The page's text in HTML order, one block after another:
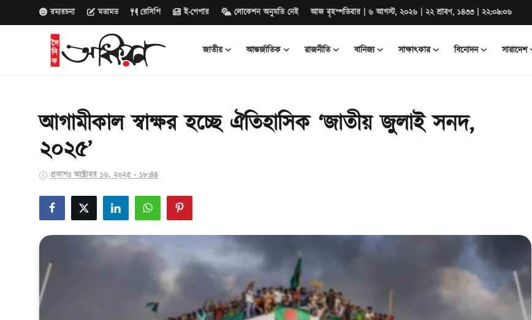
রম্যরচনা মতামত রেসিপি ই-পেপার লোকেশন অনুমতি নেই আজ বৃহস্পতিবার | ৬ আগস্ট, ২০২৬ | ২২ শ্রাবণ, ১৪৩৩ | ২২:০৯:০৮
জাতীয় আন্তর্জাতিক রাজনীতি বানিজ্য সাক্ষাৎকার বিনোদন সারাদেশ
আন্তর্জাতিক
রাজনীতি
সাক্ষাৎকার
বিনোদন
খেলাধুলা
আগামীকাল স্বাক্ষর হচ্ছে ঐতিহাসিক ‘জাতীয় জুলাই সনদ,
২০২৫’
প্রকাশঃ অক্টোবর ১৬, ২০২৫ - ১৮:৪৪